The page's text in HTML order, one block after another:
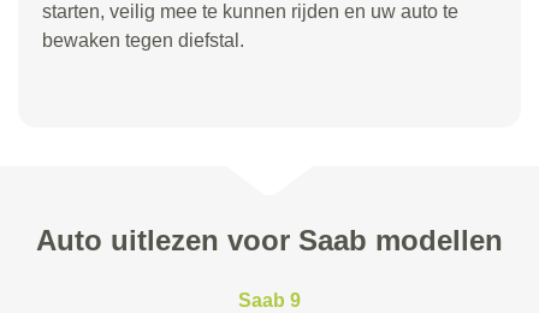
starten, veilig mee te kunnen rijden en uw auto te
bewaken tegen diefstal.
Auto uitlezen voor Saab modellen
Saab 9